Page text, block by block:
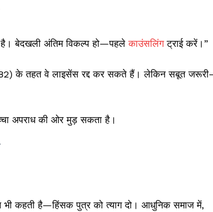
है। बेदखली अंतिम विकल्प हो—पहलेकाउंसलिंगट्राई करें।”
के तहत वे लाइसेंस रद्द कर सकते हैं। लेकिन सबूत
अपराध की ओर मुड़ सकता है।
भी कहती है—हिंसक पुत्र को त्याग दो। आधुनिक समाज में,